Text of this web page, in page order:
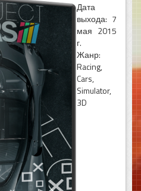
Дата
выхода: 7
мая 2015
г.
Жанр:
Racing,
Cars,
Simulator,
3D